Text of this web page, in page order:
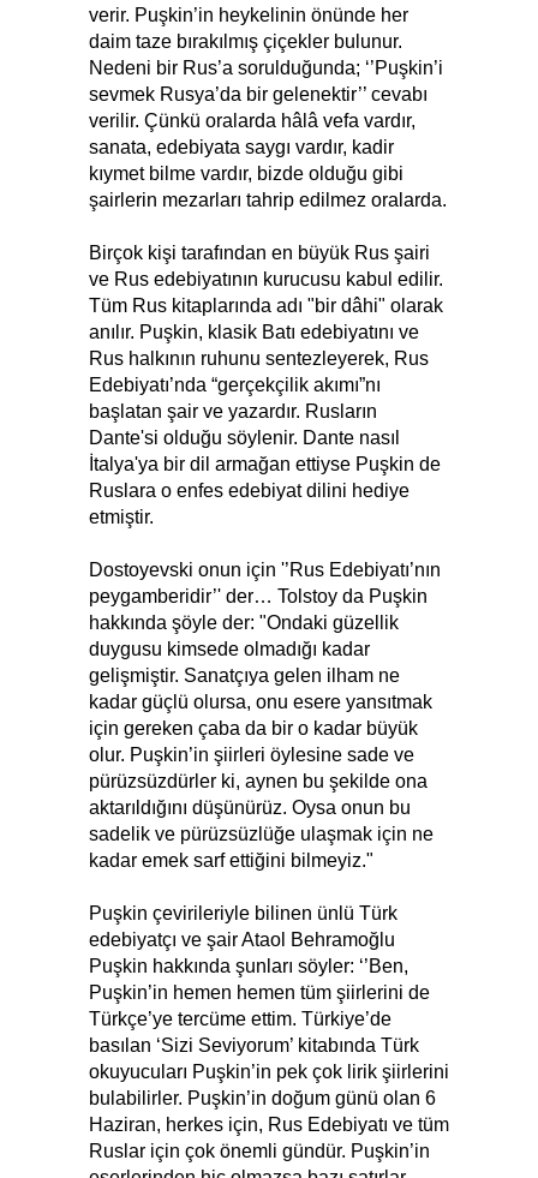
verir. Puşkin’in heykelinin önünde her
daim taze bırakılmış çiçekler bulunur.
Nedeni bir Rus’a sorulduğunda; ‘’Puşkin’i
sevmek Rusya’da bir gelenektir’’ cevabı
verilir. Çünkü oralarda hâlâ vefa vardır,
sanata, edebiyata saygı vardır, kadir
kıymet bilme vardır, bizde olduğu gibi
şairlerin mezarları tahrip edilmez oralarda.
Birçok kişi tarafından en büyük Rus şairi
ve Rus edebiyatının kurucusu kabul edilir.
Tüm Rus kitaplarında adı "bir dâhi" olarak
anılır. Puşkin, klasik Batı edebiyatını ve
Rus halkının ruhunu sentezleyerek, Rus
Edebiyatı’nda “gerçekçilik akımı”nı
başlatan şair ve yazardır. Rusların
Dante'si olduğu söylenir. Dante nasıl
İtalya'ya bir dil armağan ettiyse Puşkin de
Ruslara o enfes edebiyat dilini hediye
etmiştir.
Dostoyevski onun için '’Rus Edebiyatı’nın
peygamberidir’' der… Tolstoy da Puşkin
hakkında şöyle der: "Ondaki güzellik
duygusu kimsede olmadığı kadar
gelişmiştir. Sanatçıya gelen ilham ne
kadar güçlü olursa, onu esere yansıtmak
için gereken çaba da bir o kadar büyük
olur. Puşkin’in şiirleri öylesine sade ve
pürüzsüzdürler ki, aynen bu şekilde ona
aktarıldığını düşünürüz. Oysa onun bu
sadelik ve pürüzsüzlüğe ulaşmak için ne
kadar emek sarf ettiğini bilmeyiz."
Puşkin çevirileriyle bilinen ünlü Türk
edebiyatçı ve şair Ataol Behramoğlu
Puşkin hakkında şunları söyler: ‘’Ben,
Puşkin’in hemen hemen tüm şiirlerini de
Türkçe’ye tercüme ettim. Türkiye’de
basılan ‘Sizi Seviyorum’ kitabında Türk
okuyucuları Puşkin’in pek çok lirik şiirlerini
bulabilirler. Puşkin’in doğum günü olan 6
Haziran, herkes için, Rus Edebiyatı ve tüm
Ruslar için çok önemli gündür. Puşkin’in